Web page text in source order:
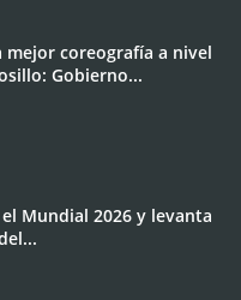
coreografía a nivel
Gobierno...
Mundial 2026 y levanta